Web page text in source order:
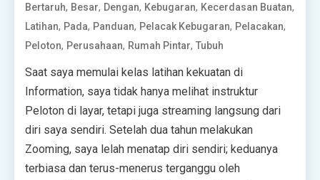
Bertaruh, Besar, Dengan, Kebugaran, Kecerdasan Buatan,
Latihan, Pada, Panduan, Pelacak Kebugaran, Pelacakan,
Peloton, Perusahaan, Rumah Pintar,Tubuh
Saat saya memulai kelas latihan kekuatan di
Information, saya tidak hanya melihat instruktur
Peloton di layar, tetapi juga streaming langsung dari
diri saya sendiri. Setelah dua tahun melakukan
Zooming, saya lelah menatap diri sendiri; keduanya
terbiasa dan terus-menerus terganggu oleh